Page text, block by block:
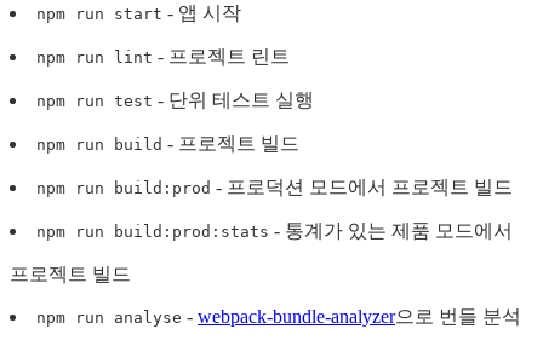
npm run start - 앱 시작
npm run lint - 프로젝트 린트
npm run test - 단위 테스트 실행
npm run build - 프로젝트 빌드
npm run build:prod - 프로덕션 모드에서 프로젝트 빌드
npm run build:prod:stats - 통계가 있는 제품 모드에서
프로젝트 빌드
npm run analyse - webpack-bundle-analyzer으로 번들 분석